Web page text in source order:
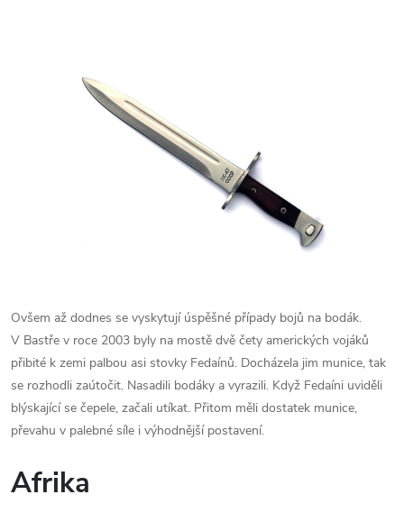
Ovšem až dodnes se vyskytují úspěšné případy bojů na bodák.
V Bastře v roce 2003 byly na mostě dvě čety amerických vojáků
přibité k zemi palbou asi stovky Fedaínů. Docházela jim munice, tak
se rozhodli zaútočit. Nasadili bodáky a vyrazili. Když Fedaíni uviděli
blýskající se čepele, začali utíkat. Přitom měli dostatek munice,
převahu v palebné síle i výhodnější postavení.
Afrika